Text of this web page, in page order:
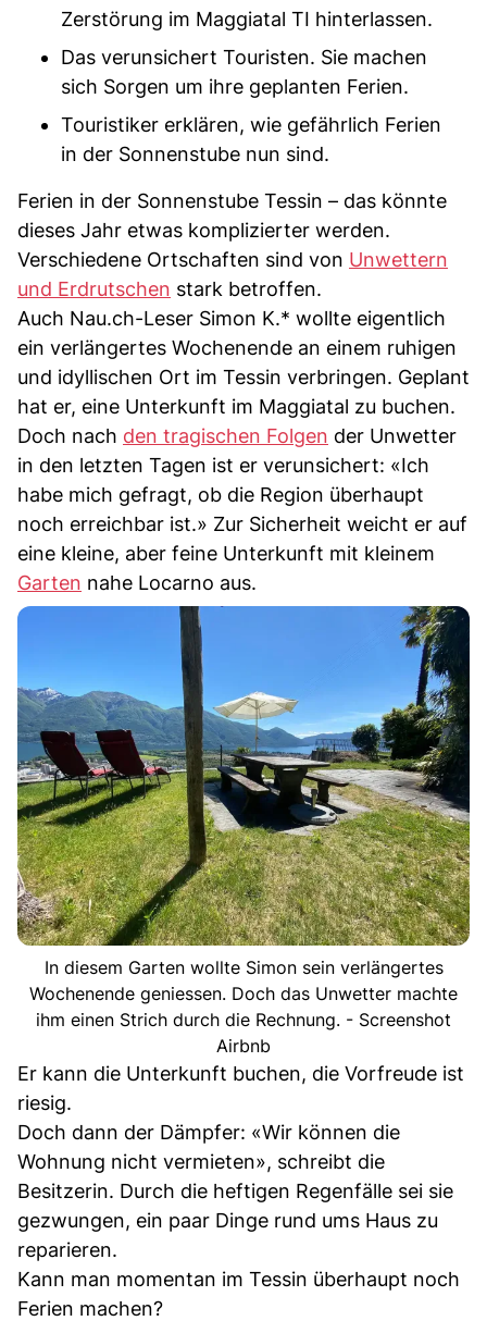
Zerstörung im Maggiatal TI hinterlassen.
Das verunsichert Touristen. Sie machen
sich Sorgen um ihre geplanten Ferien.
Touristiker erklären, wie gefährlich Ferien
in der Sonnenstube nun sind.
Ferien in der Sonnenstube Tessin – das könnte
dieses Jahr etwas komplizierter werden.
Verschiedene Ortschaften sind von Unwettern
und Erdrutschen stark betroffen.
Auch Nau.ch-Leser Simon K.* wollte eigentlich
ein verlängertes Wochenende an einem ruhigen
und idyllischen Ort im Tessin verbringen. Geplant
hat er, eine Unterkunft im Maggiatal zu buchen.
Doch nach den tragischen Folgen der Unwetter
in den letzten Tagen ist er verunsichert: «Ich
habe mich gefragt, ob die Region überhaupt
noch erreichbar ist.» Zur Sicherheit weicht er auf
eine kleine, aber feine Unterkunft mit kleinem
Garten nahe Locarno aus.
In diesem Garten wollte Simon sein verlängertes
Wochenende geniessen. Doch das Unwetter machte
ihm einen Strich durch die Rechnung. - Screenshot
Airbnb
Er kann die Unterkunft buchen, die Vorfreude ist
riesig.
Doch dann der Dämpfer: «Wir können die
Wohnung nicht vermieten», schreibt die
Besitzerin. Durch die heftigen Regenfälle sei sie
gezwungen, ein paar Dinge rund ums Haus zu
reparieren.
Kann man momentan im Tessin überhaupt noch
Ferien machen?